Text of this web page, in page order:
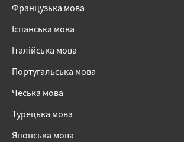
Французька мова
Іспанська мова
Італійська мова
Португальська мова
Чеська мова
Турецька мова
Японська мова